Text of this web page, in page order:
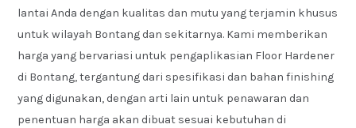
lantai Anda dengan kualitas dan mutu yang terjamin khusus
untuk wilayah Bontang dan sekitarnya. Kami memberikan
harga yang bervariasi untuk pengaplikasian Floor Hardener
di Bontang, tergantung dari spesifikasi dan bahan finishing
yang digunakan, dengan arti lain untuk penawaran dan
penentuan harga akan dibuat sesuai kebutuhan di